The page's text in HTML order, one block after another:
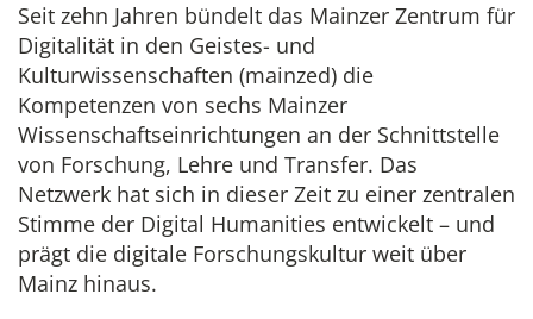
Seit zehn Jahren bündelt das Mainzer Zentrum für
Digitalität in den Geistes- und
Kulturwissenschaften (mainzed) die
Kompetenzen von sechs Mainzer
Wissenschaftseinrichtungen an der Schnittstelle
von Forschung, Lehre und Transfer. Das
Netzwerk hat sich in dieser Zeit zu einer zentralen
Stimme der Digital Humanities entwickelt – und
prägt die digitale Forschungskultur weit über
Mainz hinaus.